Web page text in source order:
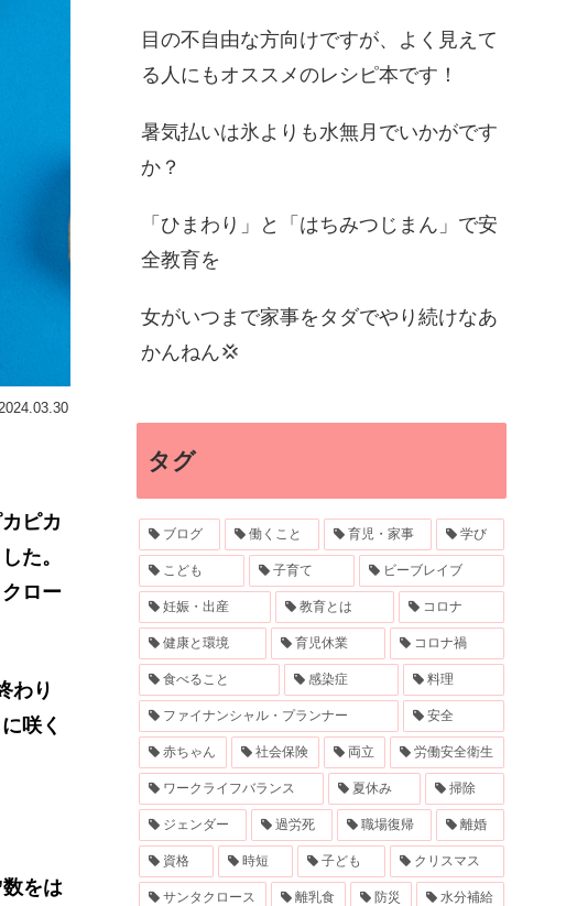
2024.03.30
ピカ
た。
ロー
わり
咲く
をは
目の不自由な方向けですが、よく見えて
る人にもオススメのレシピ本です！
暑気払いは氷よりも水無月でいかがです
か？
「ひまわり」と「はちみつじまん」で安
全教育を
女がいつまで家事をタダでやり続けなあ
かんねん💢
タグ
ブログ 働くこと 育児・家事 学び
こども 子育て ビーブレイブ
妊娠・出産 教育とは コロナ
健康と環境 育児休業 コロナ禍
食べること 感染症 料理
ファイナンシャル・プランナー 安全
赤ちゃん 社会保険 両立 労働安全衛生
ワークライフバランス 夏休み 掃除
ジェンダー 過労死 職場復帰 離婚
資格 時短 子ども クリスマス
サンタクロース 離乳食 防災 水分補給